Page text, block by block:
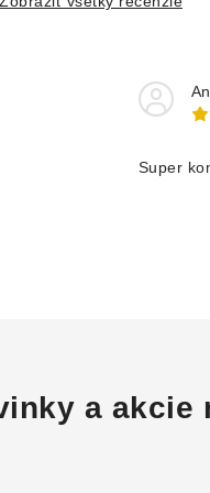
Super
a akcie